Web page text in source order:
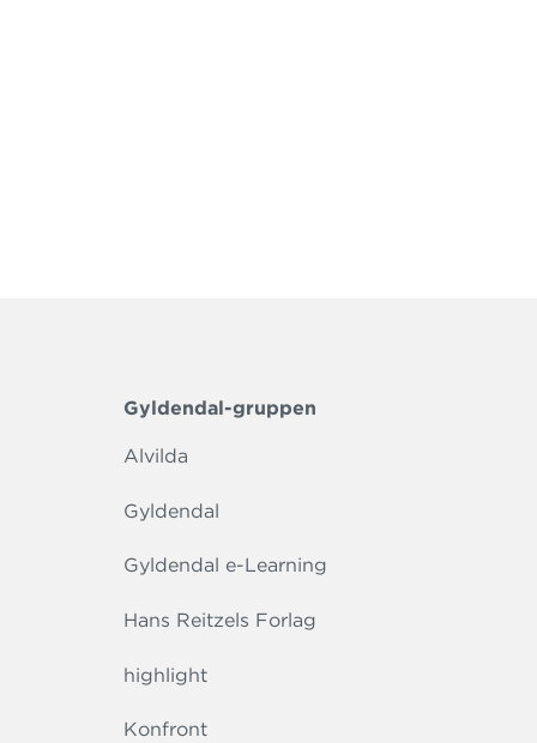
Gyldendal-gruppen
Alvilda
Gyldendal
Gyldendal e-Learning
Hans Reitzels Forlag
highlight
Konfront